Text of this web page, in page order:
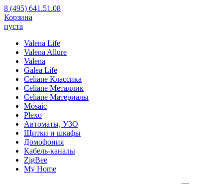
8 (495) 641.51.08
Корзина
пуста
Valena Life
Valena Allure
Valena
Galea Life
Celiane Классика
Celiane Металлик
Celiane Материалы
Mosaic
Plexo
Автоматы, УЗО
Щитки и шкафы
Домофония
Кабель-каналы
ZigBee
My Home